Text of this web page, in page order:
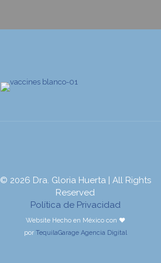
© 2026 Dra. Gloria Huerta | All Rights
Reserved
Política de Privacidad
Website Hecho en México con ♥
por TequilaGarage Agencia Digital